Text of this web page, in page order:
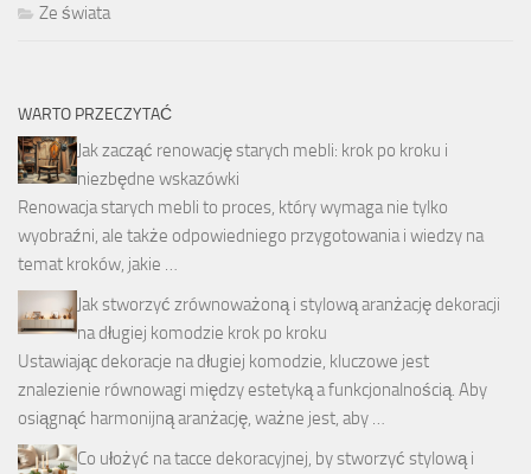
Ze świata
WARTO PRZECZYTAĆ
Jak zacząć renowację starych mebli: krok po kroku i
niezbędne wskazówki
Renowacja starych mebli to proces, który wymaga nie tylko
wyobraźni, ale także odpowiedniego przygotowania i wiedzy na
temat kroków, jakie …
Jak stworzyć zrównoważoną i stylową aranżację dekoracji
na długiej komodzie krok po kroku
Ustawiając dekoracje na długiej komodzie, kluczowe jest
znalezienie równowagi między estetyką a funkcjonalnością. Aby
osiągnąć harmonijną aranżację, ważne jest, aby …
Co ułożyć na tacce dekoracyjnej, by stworzyć stylową i